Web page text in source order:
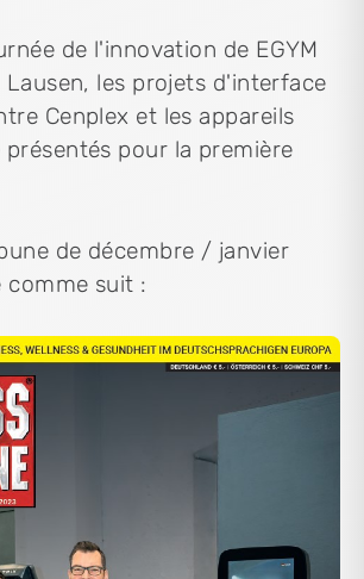
de l'innovation de EGYM
les projets d'interface
Cenplex et les appareils
présentés pour la première
de décembre / janvier
comme suit :